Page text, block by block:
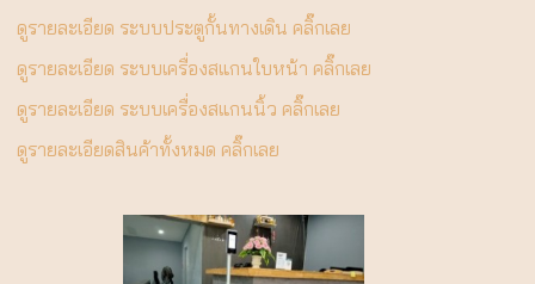
ดูรายละเอียด ระบบประตูกั้นทางเดิน คลิ๊กเลย
ดูรายละเอียด ระบบเครื่องสแกนใบหน้า คลิ๊กเลย
ดูรายละเอียด ระบบเครื่องสแกนนิ้ว คลิ๊กเลย
ดูรายละเอียดสินค้าทั้งหมด คลิ๊กเลย